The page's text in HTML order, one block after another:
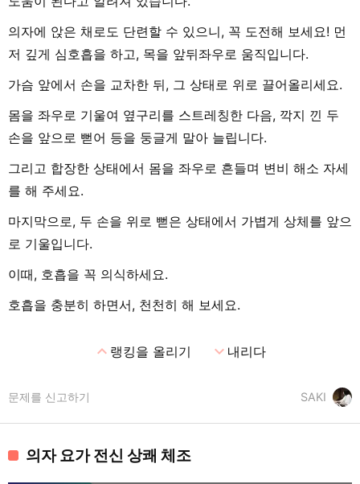
의자에 앉은 채로도 단련할 수 있으니, 꼭 도전해 보세요! 먼
저 깊게 심호흡을 하고, 목을 앞뒤좌우로 움직입니다.
가슴 앞에서 손을 교차한 뒤, 그 상태로 위로 끌어올리세요.
몸을 좌우로 기울여 옆구리를 스트레칭한 다음, 깍지 낀 두
손을 앞으로 뻗어 등을 둥글게 말아 늘립니다.
그리고 합장한 상태에서 몸을 좌우로 흔들며 변비 해소 자세
를 해 주세요.
마지막으로, 두 손을 위로 뻗은 상태에서 가볍게 상체를 앞으
로 기울입니다.
이때, 호흡을 꼭 의식하세요.
호흡을 충분히 하면서, 천천히 해 보세요.
expand_less랭킹을 올리기 expand_more내리다
SAKI
문제를 신고하기
의자 요가 전신 상쾌 체조